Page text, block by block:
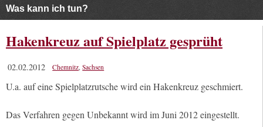
Was kann ich tun?
Hakenkreuz auf Spielplatz gesprüht
02.02.2012 Chemnitz,Sachsen
U.a. auf eine Spielplatzrutsche wird ein Hakenkreuz geschmiert.
Das Verfahren gegen Unbekannt wird im Juni 2012 eingestellt.